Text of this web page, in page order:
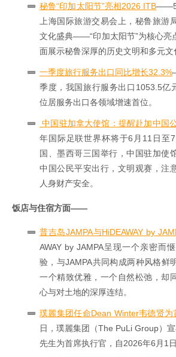
秘鲁“印加太阳节”亮相2026 ITB——5
上海国际旅游交易会上，秘鲁旅游
文化盛典——“印加太阳节”为核心亮
面展示秘鲁深厚的历史文明和多元文
一季度旅行服务出口同比增长32.3%
季度，我国旅行服务出口1053.5亿
位居服务出口各领域增速首位。
中国驻加拿大使馆：提醒赴加中国
年国际足联世界杯将于6月11日至
国、墨西哥三国举行，中国驻加使
中国公民平安出行，文明观赛，注
人身财产安全。
饭店与住宿方面——
普吉岛JAMPA与HiDEAWAY by
AWAY by JAMPA呈现一个亲密而
验，与JAMPA共同构成两种风格鲜
一个精致优雅，一个自然松弛，却
心与对土地的深厚连结。
璞麗集团任命Dean Winter韦德贤为
日，璞麗集团（The PuLi Group）
先生为首席执行官，自2026年6月1日